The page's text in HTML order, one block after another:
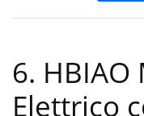
6.
Elettrico